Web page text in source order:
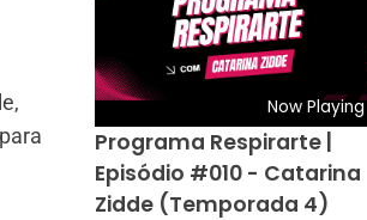
Now Playing
Programa Respirarte |
Episódio #010 - Catarina
Zidde (Temporada 4)